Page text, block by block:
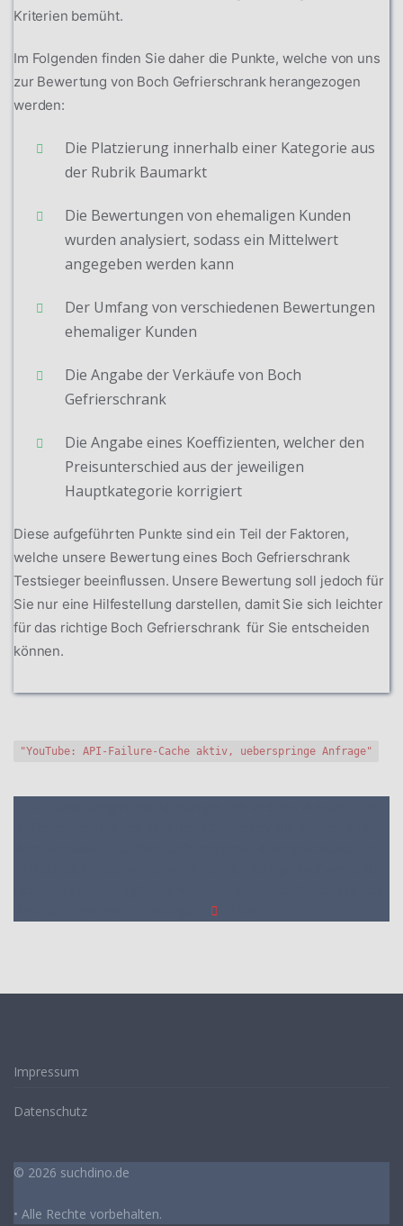
Kriterien bemüht.
Im Folgenden finden Sie daher die Punkte, welche von uns
zur Bewertung von Boch Gefrierschrank herangezogen
werden:
Die Platzierung innerhalb einer Kategorie aus
der Rubrik Baumarkt
Die Bewertungen von ehemaligen Kunden
wurden analysiert, sodass ein Mittelwert
angegeben werden kann
Der Umfang von verschiedenen Bewertungen
ehemaliger Kunden
Die Angabe der Verkäufe von Boch
Gefrierschrank
Die Angabe eines Koeffizienten, welcher den
Preisunterschied aus der jeweiligen
Hauptkategorie korrigiert
Diese aufgeführten Punkte sind ein Teil der Faktoren,
welche unsere Bewertung eines Boch Gefrierschrank
Testsieger beeinflussen. Unsere Bewertung soll jedoch für
Sie nur eine Hilfestellung darstellen, damit Sie sich leichter
für das richtige Boch Gefrierschrank für Sie entscheiden
können.
"YouTube: API-Failure-Cache aktiv, ueberspringe Anfrage"
Impressum
Datenschutz
© 2026 suchdino.de
• Alle Rechte vorbehalten.